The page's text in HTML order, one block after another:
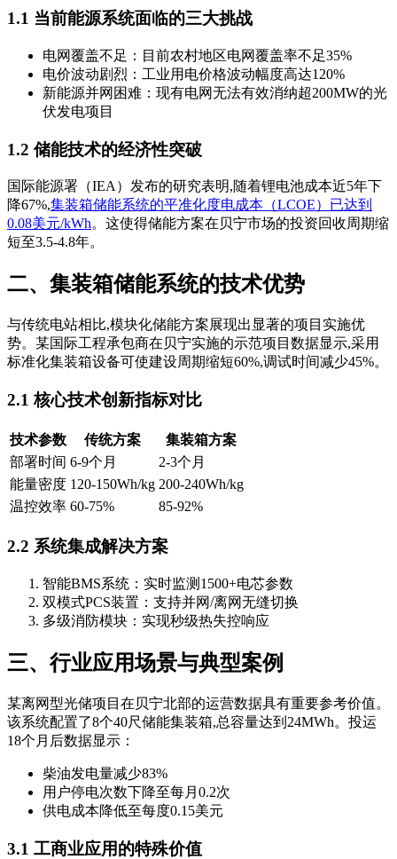
1.1 当前能源系统面临的三大挑战
电网覆盖不足：目前农村地区电网覆盖率不足35%
电价波动剧烈：工业用电价格波动幅度高达120%
新能源并网困难：现有电网无法有效消纳超200MW的光
伏发电项目
1.2 储能技术的经济性突破
国际能源署（IEA）发布的研究表明,随着锂电池成本近5年下
降67%,集装箱储能系统的平准化度电成本（LCOE）已达到
0.08美元/kWh。这使得储能方案在贝宁市场的投资回收周期缩
短至3.5-4.8年。
二、集装箱储能系统的技术优势
与传统电站相比,模块化储能方案展现出显著的项目实施优
势。某国际工程承包商在贝宁实施的示范项目数据显示,采用
标准化集装箱设备可使建设周期缩短60%,调试时间减少45%。
2.1 核心技术创新指标对比
技术参数 传统方案
集装箱方案
部署时间 6-9个月
2-3个月
能量密度 120-150Wh/kg 200-240Wh/kg
温控效率 60-75% 85-92%
2.2 系统集成解决方案
智能BMS系统：实时监测1500+电芯参数
双模式PCS装置：支持并网/离网无缝切换
多级消防模块：实现秒级热失控响应
三、行业应用场景与典型案例
某离网型光储项目在贝宁北部的运营数据具有重要参考价值。
该系统配置了8个40尺储能集装箱,总容量达到24MWh。投运
18个月后数据显示：
柴油发电量减少83%
用户停电次数下降至每月0.2次
供电成本降低至每度0.15美元
3.1 工商业应用的特殊价值